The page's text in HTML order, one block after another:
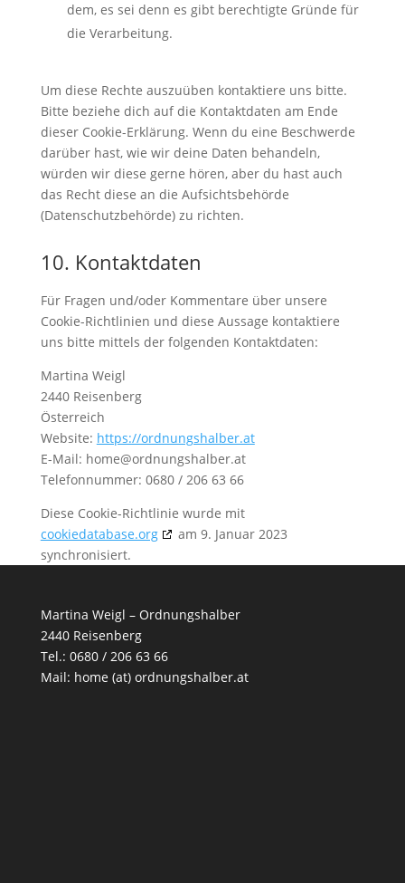
dem, es sei denn es gibt berechtigte Gründe für
die Verarbeitung.
Um diese Rechte auszuüben kontaktiere uns bitte.
Bitte beziehe dich auf die Kontaktdaten am Ende
dieser Cookie-Erklärung. Wenn du eine Beschwerde
darüber hast, wie wir deine Daten behandeln,
würden wir diese gerne hören, aber du hast auch
das Recht diese an die Aufsichtsbehörde
(Datenschutzbehörde) zu richten.
10. Kontaktdaten
Für Fragen und/oder Kommentare über unsere
Cookie-Richtlinien und diese Aussage kontaktiere
uns bitte mittels der folgenden Kontaktdaten:
Martina Weigl
2440 Reisenberg
Österreich
Website: https://ordnungshalber.at
E-Mail: home@ordnungshalber.at
Telefonnummer: 0680 / 206 63 66
Diese Cookie-Richtlinie wurde mit
cookiedatabase.org
am 9. Januar 2023
synchronisiert.
Martina Weigl – Ordnungshalber
2440 Reisenberg
Tel.: 0680 / 206 63 66
Mail: home (at) ordnungshalber.at